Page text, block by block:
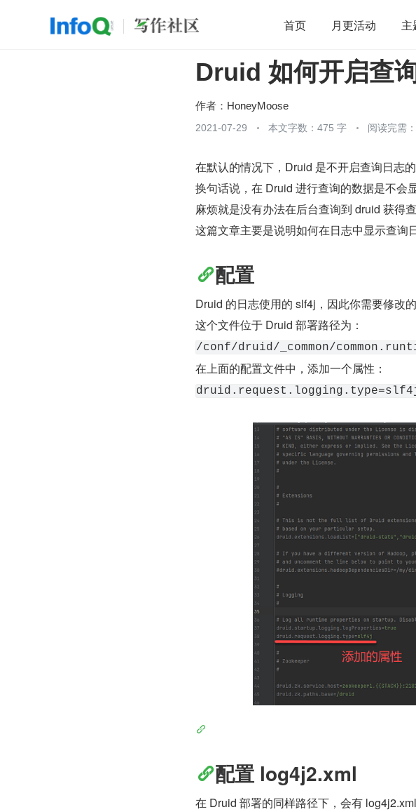
首页 月更活动 主
开源 架构 OpenHarmony
Druid 如何开启查
作者： HoneyMoose
2021-07-29 本文字数：475 字 阅读完需
在默认的情况下，Druid 是不开启查询日志的
换句话说，在 Druid 进行查询的数据是不会
麻烦就是没有办法在后台查询到 druid 获得查
这篇文章主要是说明如何在日志中显示查询日
配置
Druid 的日志使用的 slf4j，因此你需要修改
这个文件位于 Druid 部署路径为：
/conf/druid/_common/
在上面的配置文件中，添加一个属性：
配置 log4j2.xml
在 Druid 部署的同样路径下，会有 log4j2.xml